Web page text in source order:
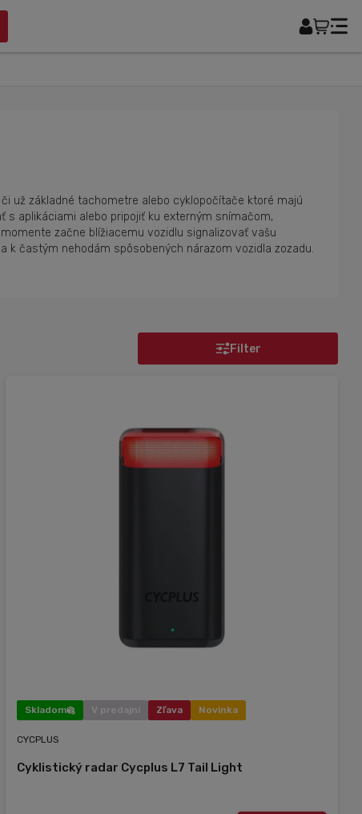
už základné tachometre alebo cyklopočítače ktoré majú
s aplikáciami alebo pripojiť ku externým snímačom,
začne blížiacemu vozidlu signalizovať vašu
k častým nehodám spôsobených nárazom vozidla zozadu.
Filter
Skladom V predajni Zľava Novinka
CYCPLUS
Cyklistický radar Cycplus L7 Tail Light